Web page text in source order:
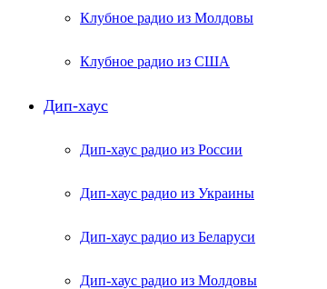
Клубное радио из Молдовы
Клубное радио из США
Дип-хаус
Дип-хаус радио из России
Дип-хаус радио из Украины
Дип-хаус радио из Беларуси
Дип-хаус радио из Молдовы